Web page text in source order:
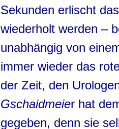
Sekunden erlischt
wiederholt werden –
unabhängig von
immer wieder das
der Zeit, den
Gschaidmeier hat
gegeben, denn sie